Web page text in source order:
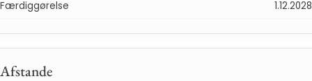
Færdiggørelse 1.12.2028
Afstande